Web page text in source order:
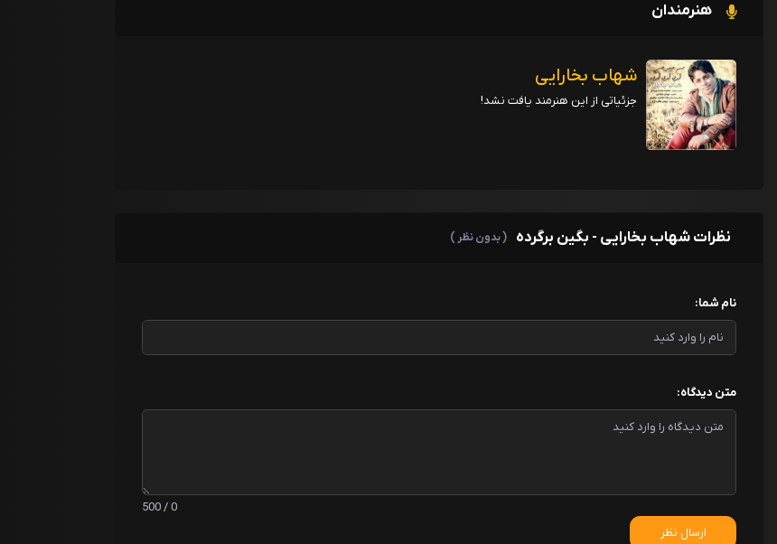
هنرمندان
شهاب بخارایی
جزئیاتی از این هنرمند یافت نشد!
نظرات شهاب بخارایی - بگین برگرده ( بدون نظر )
نام شما:
متن دیدگاه:
0 / 500
ارسال نظر